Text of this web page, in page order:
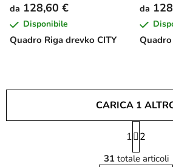
Quadro Riga drevko CITY
da 128,60 €
Disponibile
da
C
o
CARICA 1
P
a
g
i
1 2
31totale articoli